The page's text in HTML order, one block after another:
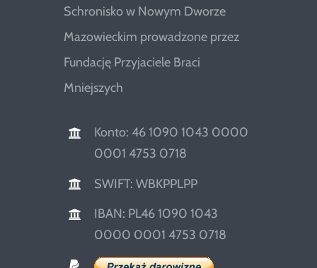
Schronisko w Nowym Dworze
Mazowieckim prowadzone przez
Fundację Przyjaciele Braci
Mniejszych
Konto: 46 1090 1043 0000
0001 4753 0718
SWIFT: WBKPPLPP
IBAN: PL46 1090 1043
0000 0001 4753 0718